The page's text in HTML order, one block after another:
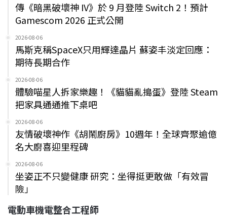
傳《暗黑破壞神 IV》於 9 月登陸 Switch 2！預計
Gamescom 2026 正式公開
2026-08-06
馬斯克稱SpaceX只用輝達晶片 蘇姿丰淡定回應：
期待長期合作
2026-08-06
體驗喵星人拆家樂趣！《貓貓亂搗蛋》登陸 Steam
把家具通通推下桌吧
2026-08-06
友情破壞神作《胡鬧廚房》10週年！全球齊聚逾億
名大廚喜迎里程碑
2026-08-06
坐姿正不只變健康 研究：坐得挺更敢做「有效冒
險」
電動車機電整合工程師